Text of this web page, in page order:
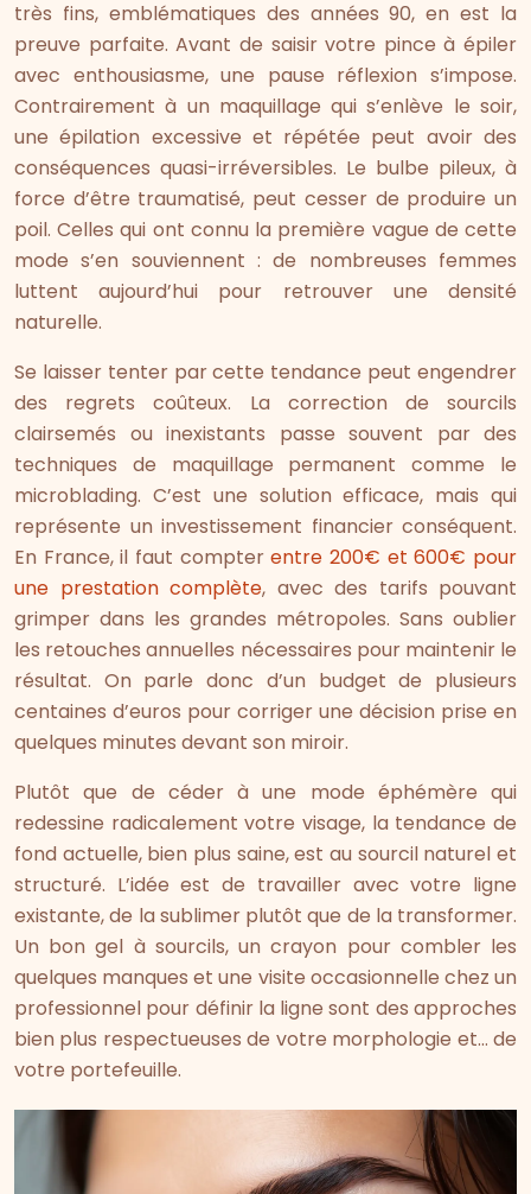
très fins, emblématiques des années 90, en est la
preuve parfaite. Avant de saisir votre pince à épiler
avec enthousiasme, une pause réflexion s’impose.
Contrairement à un maquillage qui s’enlève le soir,
une épilation excessive et répétée peut avoir des
conséquences quasi-irréversibles. Le bulbe pileux, à
force d’être traumatisé, peut cesser de produire un
poil. Celles qui ont connu la première vague de cette
mode s’en souviennent : de nombreuses femmes
luttent aujourd’hui pour retrouver une densité
naturelle.
Se laisser tenter par cette tendance peut engendrer
des regrets coûteux. La correction de sourcils
clairsemés ou inexistants passe souvent par des
techniques de maquillage permanent comme le
microblading. C’est une solution efficace, mais qui
représente un investissement financier conséquent.
En France, il faut compterentre 200€ et 600€ pour
une prestation complète, avec des tarifs pouvant
grimper dans les grandes métropoles. Sans oublier
les retouches annuelles nécessaires pour maintenir le
résultat. On parle donc d’un budget de plusieurs
centaines d’euros pour corriger une décision prise en
quelques minutes devant son miroir.
Plutôt que de céder à une mode éphémère qui
redessine radicalement votre visage, la tendance de
fond actuelle, bien plus saine, est au sourcil naturel et
structuré. L’idée est de travailler avec votre ligne
existante, de la sublimer plutôt que de la transformer.
Un bon gel à sourcils, un crayon pour combler les
quelques manques et une visite occasionnelle chez un
professionnel pour définir la ligne sont des approches
bien plus respectueuses de votre morphologie et… de
votre portefeuille.